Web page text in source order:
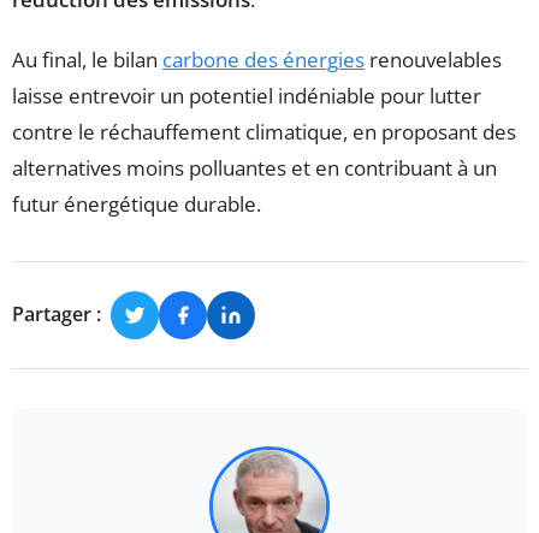
Au final, le bilan carbone des énergies renouvelables
laisse entrevoir un potentiel indéniable pour lutter
contre le réchauffement climatique, en proposant des
alternatives moins polluantes et en contribuant à un
futur énergétique durable.
Partager :